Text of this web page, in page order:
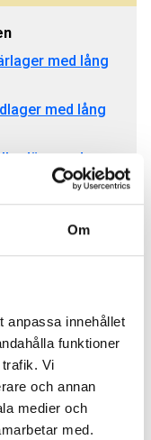
Om
anpassa innehållet
funktioner
Vi
och annan
medier och
med.
med lång
med lång
med lång
för
sig efter